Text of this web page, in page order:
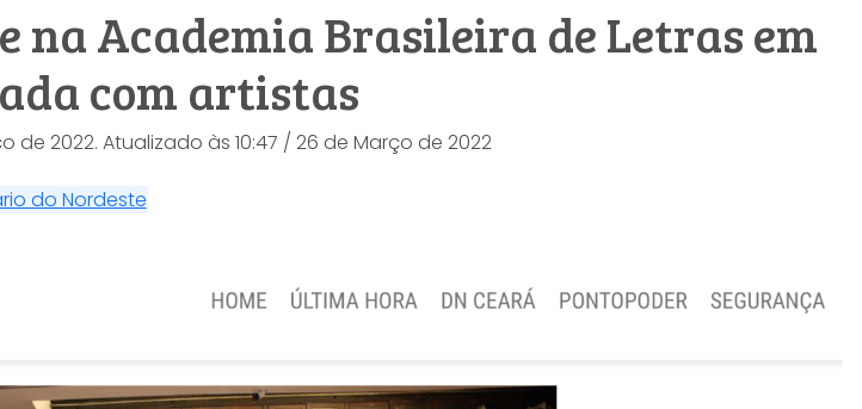
na Academia Brasileira de Letras em
com artistas
de 2022. Atualizado às 10:47 / 26 de Março de 2022
do Nordeste